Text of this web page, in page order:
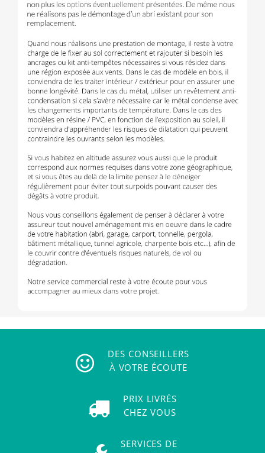
DES CONSEILLERS
À VOTRE ÉCOUTE
PRIX LIVRÉS
CHEZ VOUS
SERVICES DE